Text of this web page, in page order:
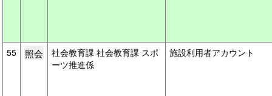
55
社会教育課 社会教育課 スポ
ーツ推進係
施設利用者アカウント